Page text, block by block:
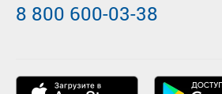
8 800 600-03-38